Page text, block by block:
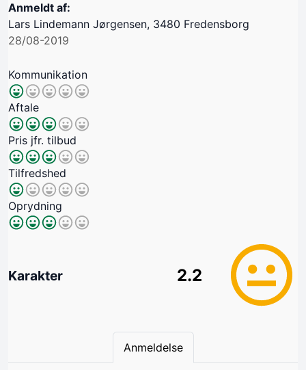
Anmeldt af:
Lars Lindemann Jørgensen, 3480 Fredensborg
28/08-2019
Kommunikation
Aftale
Pris jfr. tilbud
Tilfredshed
Oprydning
Karakter 2.2
Anmeldelse